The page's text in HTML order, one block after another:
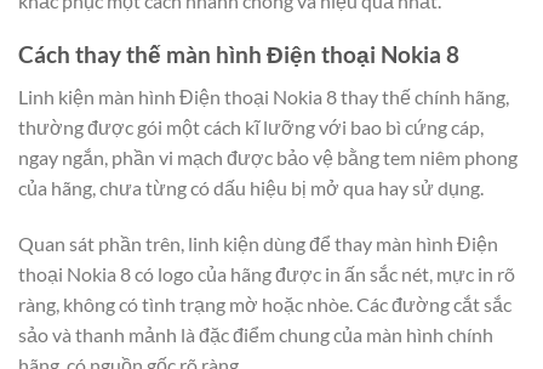
Cách thay thế màn hình Điện thoại Nokia 8
Linh kiện màn hình Điện thoại Nokia 8 thay thế chính hãng,
thường được gói một cách kĩ lưỡng với bao bì cứng cáp,
ngay ngắn, phần vi mạch được bảo vệ bằng tem niêm phong
của hãng, chưa từng có dấu hiệu bị mở qua hay sử dụng.
Quan sát phần trên, linh kiện dùng để thay màn hình Điện
thoại Nokia 8 có logo của hãng được in ấn sắc nét, mực in rõ
ràng, không có tình trạng mờ hoặc nhòe. Các đường cắt sắc
sảo và thanh mảnh là đặc điểm chung của màn hình chính